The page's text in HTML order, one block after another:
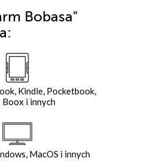
Bobasa"
Kindle, Pocketbook,
Boox i innych
MacOS i innych